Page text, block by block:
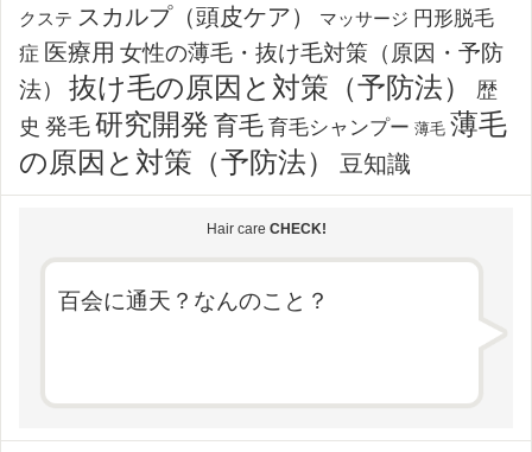
クステ スカルプ（頭皮ケア） マッサージ 円形脱毛
症 医療用 女性の薄毛・抜け毛対策（原因・予防
法）
抜け毛の原因と対策（予防法）
歴
史 発毛研究開発 育毛 育毛シャンプー 薄毛 薄毛
の原因と対策（予防法）
豆知識
Hair care CHECK!
百会に通天？なんのこと？